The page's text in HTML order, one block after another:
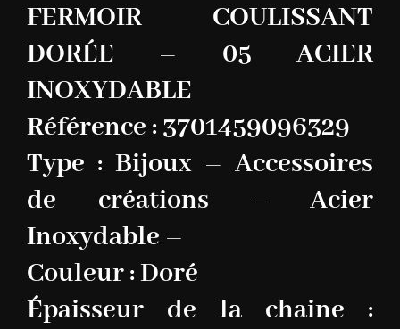
FERMOIR COULISSANT
DORÉE – 05 ACIER
INOXYDABLE
Référence : 3701459096329
Type : Bijoux – Accessoires
de créations – Acier
Inoxydable –
Couleur : Doré
Épaisseur de la chaine :